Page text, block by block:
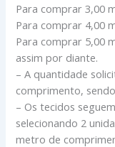
Para comprar 3,00
Para comprar 4,00
Para comprar 5,00
assim por diante.
– A quantidade
comprimento,
– Os tecidos
selecionando 2
metro de